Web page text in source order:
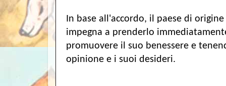
In base all'accordo, il paese di
impegna a prenderlo
promuovere il suo benessere e
opinione e i suoi desideri.